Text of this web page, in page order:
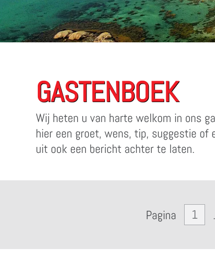
GASTENBOEK
Wij heten u van harte welkom in ons
hier een groet, wens, tip, suggestie of
uit ook een bericht achter te laten.
Pagina 1